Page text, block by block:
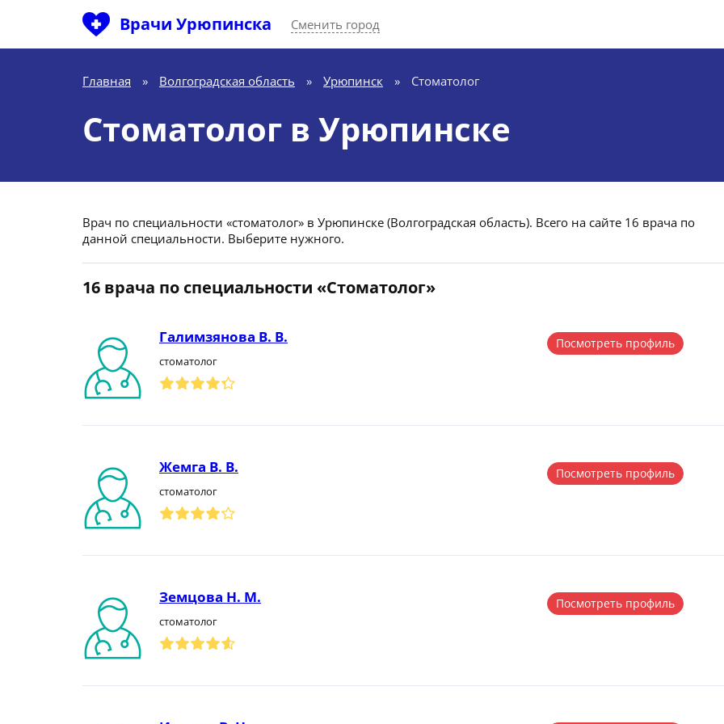
Врачи Урюпинска Сменить город
Главная » Волгоградская область » Урюпинск » Стоматолог
Стоматолог в Урюпинске
Врач по специальности «стоматолог» в Урюпинске (Волгоградская область). Всего на сайте 16 врача по
данной специальности. Выберите нужного.
16 врача по специальности «Стоматолог»
Галимзянова В. В.
стоматолог
Посмотреть профиль
Жемга В. В.
стоматолог
Посмотреть профиль
Земцова Н. М.
стоматолог
Посмотреть профиль